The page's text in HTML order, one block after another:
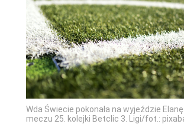
Wda Świecie pokonała na wyjeździe
meczu 25. kolejki Betclic 3. Ligi/fot.: